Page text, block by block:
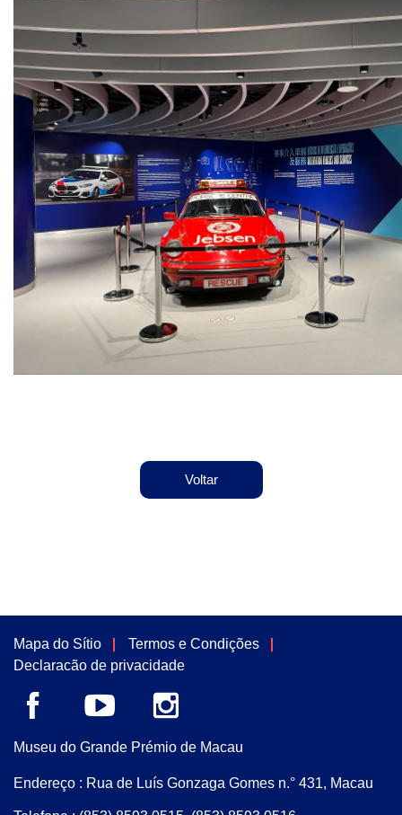
Voltar
Mapa do Sítio
Termos e Condições
Declaracão de privacidade
Museu do Grande Prémio de Macau
Endereço : Rua de Luís Gonzaga Gomes n.° 431, Macau